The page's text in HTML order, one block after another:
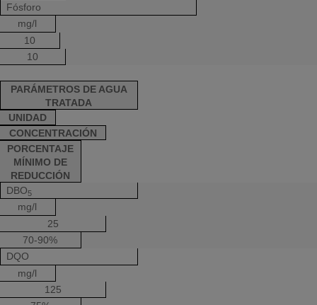
Fósforo
mg/l
10
10
PARÁMETROS DE AGUA
TRATADA
UNIDAD
CONCENTRACIÓN
PORCENTAJE
MÍNIMO DE
REDUCCIÓN
DBO5
mg/l
25
70-90%
DQO
mg/l
125